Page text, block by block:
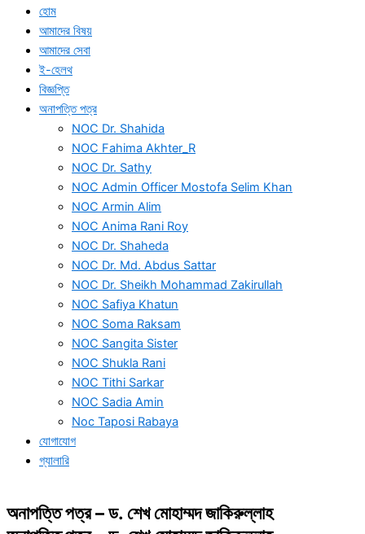
হোম
আমাদের বিষয়
আমাদের সেবা
ই-হেলথ
বিজ্ঞপ্তি
অনাপত্তি পত্র
NOC Dr. Shahida
NOC Fahima Akhter_R
NOC Dr. Sathy
NOC Admin Officer Mostofa Selim Khan
NOC Armin Alim
NOC Anima Rani Roy
NOC Dr. Shaheda
NOC Dr. Md. Abdus Sattar
NOC Dr. Sheikh Mohammad Zakirullah
NOC Safiya Khatun
NOC Soma Raksam
NOC Sangita Sister
NOC Shukla Rani
NOC Tithi Sarkar
NOC Sadia Amin
Noc Taposi Rabaya
যোগাযোগ
গ্যালারি
অনাপত্তি পত্র – ড. শেখ মোহাম্মদ জাকিরুল্লাহ